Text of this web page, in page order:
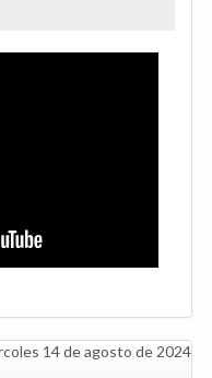
14 de agosto de 2024